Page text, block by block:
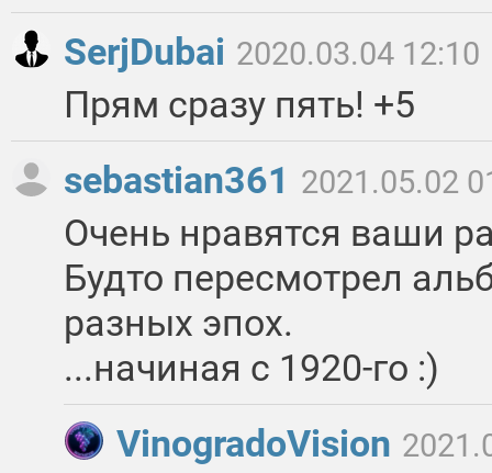
SerjDubai 2020.03.04 12:10
Прям сразу пять! +5
sebastian361 2021.05.02
Очень нравятся ваши
Будто пересмотрел
разных эпох.
...начиная с 1920-го :)
VinogradoVision